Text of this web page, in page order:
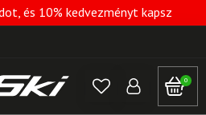
és 10% kedvezményt kapsz
0